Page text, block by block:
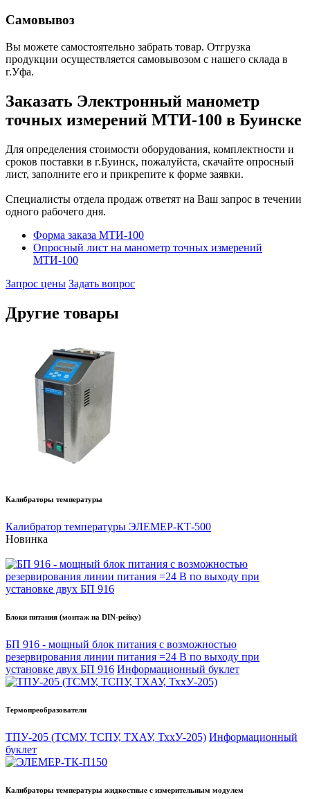
Самовывоз
Вы можете самостоятельно забрать товар. Отгрузка
продукции осуществляется самовывозом с нашего склада в
г.Уфа.
Заказать Электронный манометр
точных измерений МТИ-100 в Буинске
Для определения стоимости оборудования, комплектности и
сроков поставки в г.Буинск, пожалуйста, скачайте опросный
лист, заполните его и прикрепите к форме заявки.
Специалисты отдела продаж ответят на Ваш запрос в течении
одного рабочего дня.
Форма заказа МТИ-100
Опросный лист на манометр точных измерений
МТИ-100
Запрос цены Задать вопрос
Другие товары
Калибраторы температуры
Калибратор температуры ЭЛЕМЕР-КТ-500
Новинка
Блоки питания (монтаж на DIN-рейку)
БП 916 - мощный блок питания с возможностью
резервирования линии питания =24 В по выходу при
установке двух БП 916 Информационный буклет
Термопреобразователи
ТПУ-205 (ТСМУ, ТСПУ, ТХАУ, ТххУ-205) Информационный
буклет
Калибраторы температуры жидкостные с измерительным модулем